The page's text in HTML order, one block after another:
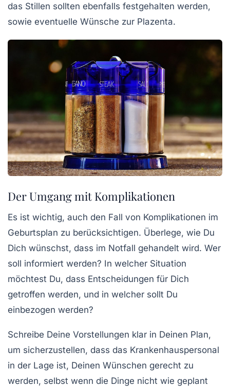
das Stillen sollten ebenfalls festgehalten werden,
sowie eventuelle Wünsche zur Plazenta.
Der Umgang mit Komplikationen
Es ist wichtig, auch den Fall von Komplikationen im
Geburtsplan zu berücksichtigen. Überlege, wie Du
Dich wünschst, dass im Notfall gehandelt wird. Wer
soll informiert werden? In welcher Situation
möchtest Du, dass Entscheidungen für Dich
getroffen werden, und in welcher sollt Du
einbezogen werden?
Schreibe Deine Vorstellungen klar in Deinen Plan,
um sicherzustellen, dass das Krankenhauspersonal
in der Lage ist, Deinen Wünschen gerecht zu
werden, selbst wenn die Dinge nicht wie geplant